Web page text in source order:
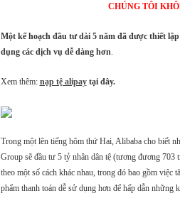
CHÚNG TÔI
Một kế hoạch đầu tư dài 5 năm đã được thiết
dụng các dịch vụ dễ dàng hơn
Xem thêm: nạp tệ alipaytại đây.
Trong một lên tiếng hôm thứ Hai, Alibaba cho biết
Group sẽ đầu tư 5 tỷ nhân dân tệ (tương đương
theo một số cách khác nhau, trong đó bao gồm việc
phẩm thanh toán dễ sử dụng hơn để hấp dẫn những